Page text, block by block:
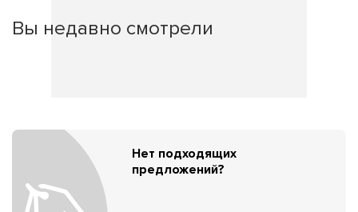
Вы недавно смотрели
Нет подходящих
предложений?